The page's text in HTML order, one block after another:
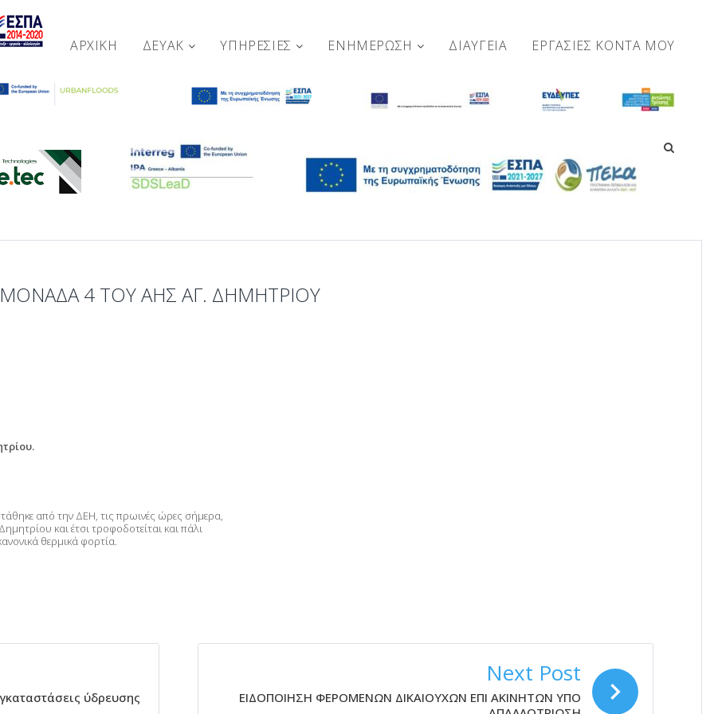
ΑΡΧΙΚΉ ΔΕΥΑΚ ΥΠΗΡΕΣΙΕΣ ΕΝΗΜΕΡΩΣΗ ΔΙΑΥΓΕΙΑ ΕΡΓΑΣΊΕΣ ΚΟΝΤΆ ΜΟΥ
4 ΤΟΥ ΑΗΣ ΑΓ. ΔΗΜΗΤΡΊΟΥ
από την ΔΕΗ, τις πρωινές ώρες σήμερα,
και έτσι τροφοδοτείται και πάλι
θερμικά φορτία.
ύδρευσης
Next Post
ΕΙΔΟΠΟΙΗΣΗ ΦΕΡΟΜΕΝΩΝ ΔΙΚΑΙΟΥΧΩΝ ΕΠΙ ΑΚΙΝΗΤΩΝ ΥΠΟ